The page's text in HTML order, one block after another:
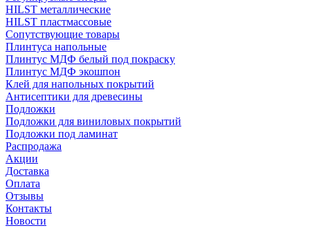
HILST металлические
HILST пластмассовые
Сопутствующие товары
Плинтуса напольные
Плинтус МДФ белый под покраску
Плинтус МДФ экошпон
Клей для напольных покрытий
Антисептики для древесины
Подложки
Подложки для виниловых покрытий
Подложки под ламинат
Распродажа
Акции
Доставка
Оплата
Отзывы
Контакты
Новости